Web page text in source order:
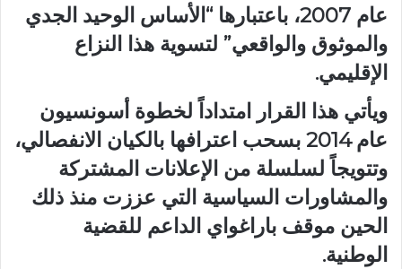
عام 2007، باعتبارها “الأساس الوحيد الجدي
والموثوق والواقعي” لتسوية هذا النزاع
الإقليمي.
ويأتي هذا القرار امتداداً لخطوة أسونسيون
عام 2014 بسحب اعترافها بالكيان الانفصالي،
وتتويجاً لسلسلة من الإعلانات المشتركة
والمشاورات السياسية التي عززت منذ ذلك
الحين موقف باراغواي الداعم للقضية
الوطنية.